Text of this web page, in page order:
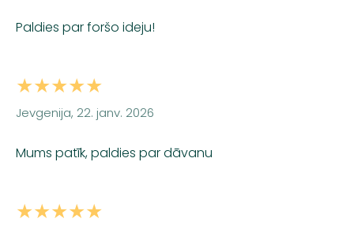
Paldies par foršo ideju!
★★★★★
Jevgenija, 22. janv. 2026
Mums patīk, paldies par dāvanu
★★★★★